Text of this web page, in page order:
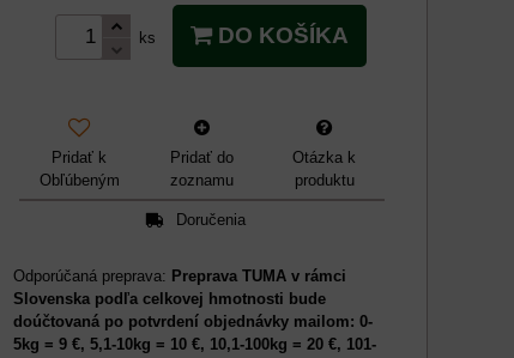
ks DO KOŠÍKA
Pridať k
Obľúbeným
Pridať do
zoznamu
Otázka k
produktu
Doručenia
Preprava TUMA v rámci
Slovenska podľa celkovej hmotnosti bude
doúčtovaná po potvrdení objednávky mailom: 0-
5kg = 9 €, 5,1-10kg = 10 €, 10,1-100kg = 20 €, 101-